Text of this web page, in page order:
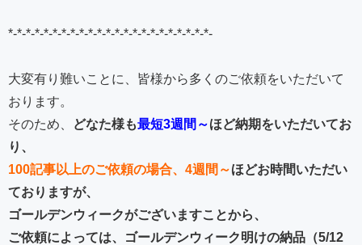
*-*-*-*-*-*-*-*-*-*-*-*-*-*-*-*-*-*-*-*-*-*-*-
大変有り難いことに、皆様から多くのご依頼をいただいて
おります。
そのため、
どなた様も最短3週間～ほど納期をいただいてお
り、
100記事以上のご依頼の場合、4週間～ほどお時間いただい
ておりますが、
ゴールデンウィークがございますことから、
ご依頼によっては、ゴールデンウィーク明けの納品（5/12